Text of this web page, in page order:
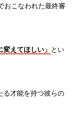
おこなわれた最終審
変えてほしい」 とい
る才能を持つ彼らの